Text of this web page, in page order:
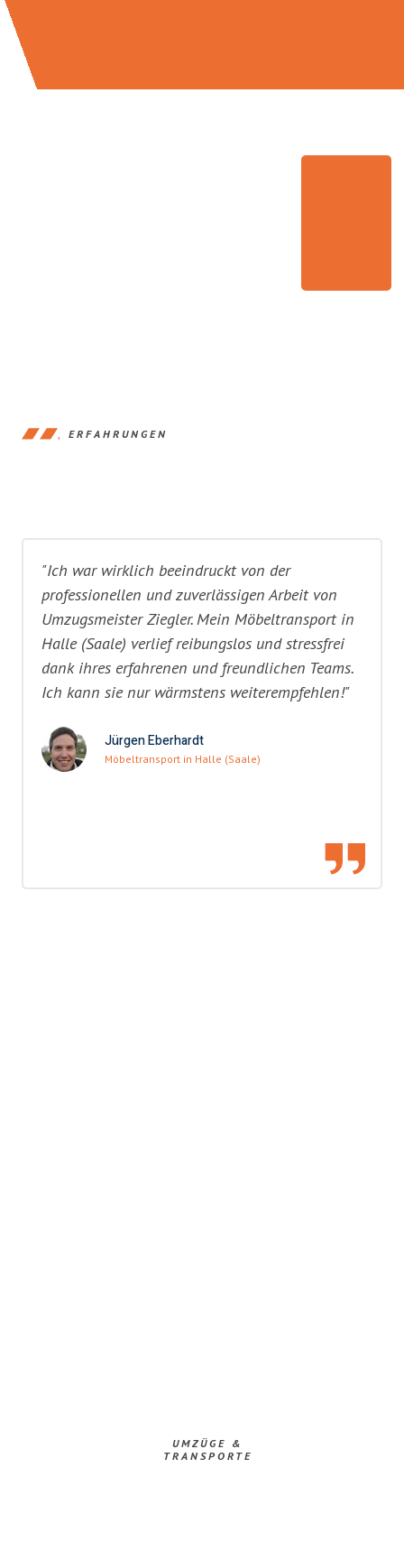
ERFAHRUNGEN
"Ich war wirklich beeindruckt von der
professionellen und zuverlässigen Arbeit von
Umzugsmeister Ziegler. Mein Möbeltransport in
Halle (Saale) verlief reibungslos und stressfrei
dank ihres erfahrenen und freundlichen Teams.
Ich kann sie nur wärmstens weiterempfehlen!"
Jürgen Eberhardt
Möbeltransport in Halle (Saale)
UMZÜGE &
TRANSPORTE